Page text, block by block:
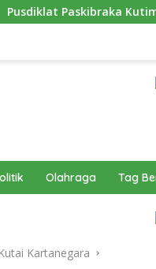
Masuk Hari Keenam,
Olahraga Tag
Kartanegara